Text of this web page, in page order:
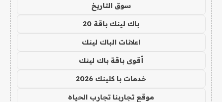
سوق التاريخ
باك لينك باقة 20
اعلانات الباك لينك
أقوى باقة باك لينك
خدمات با كلينك 2026
موقع تجاربنا تجارب الحياه